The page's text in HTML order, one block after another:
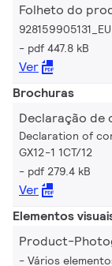
Folheto do
pdf 447.8 kB
Ver
Brochuras
Declaração de
Declaration of
GX12-1 1CT/12
pdf 279.4 kB
Ver
Elementos
Product-
Vários